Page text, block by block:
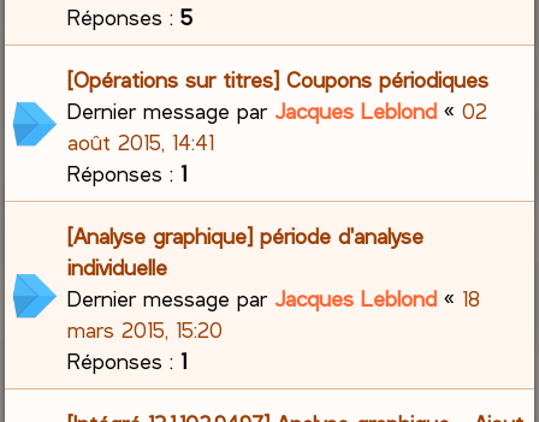
Réponses :5
[Opérations sur titres] Coupons périodiques
Dernier message parJacques Leblond «02
août 2015, 14:41
Réponses :1
[Analyse graphique] période d'analyse
individuelle
Dernier message parJacques Leblond « 18
mars 2015, 15:20
Réponses :1